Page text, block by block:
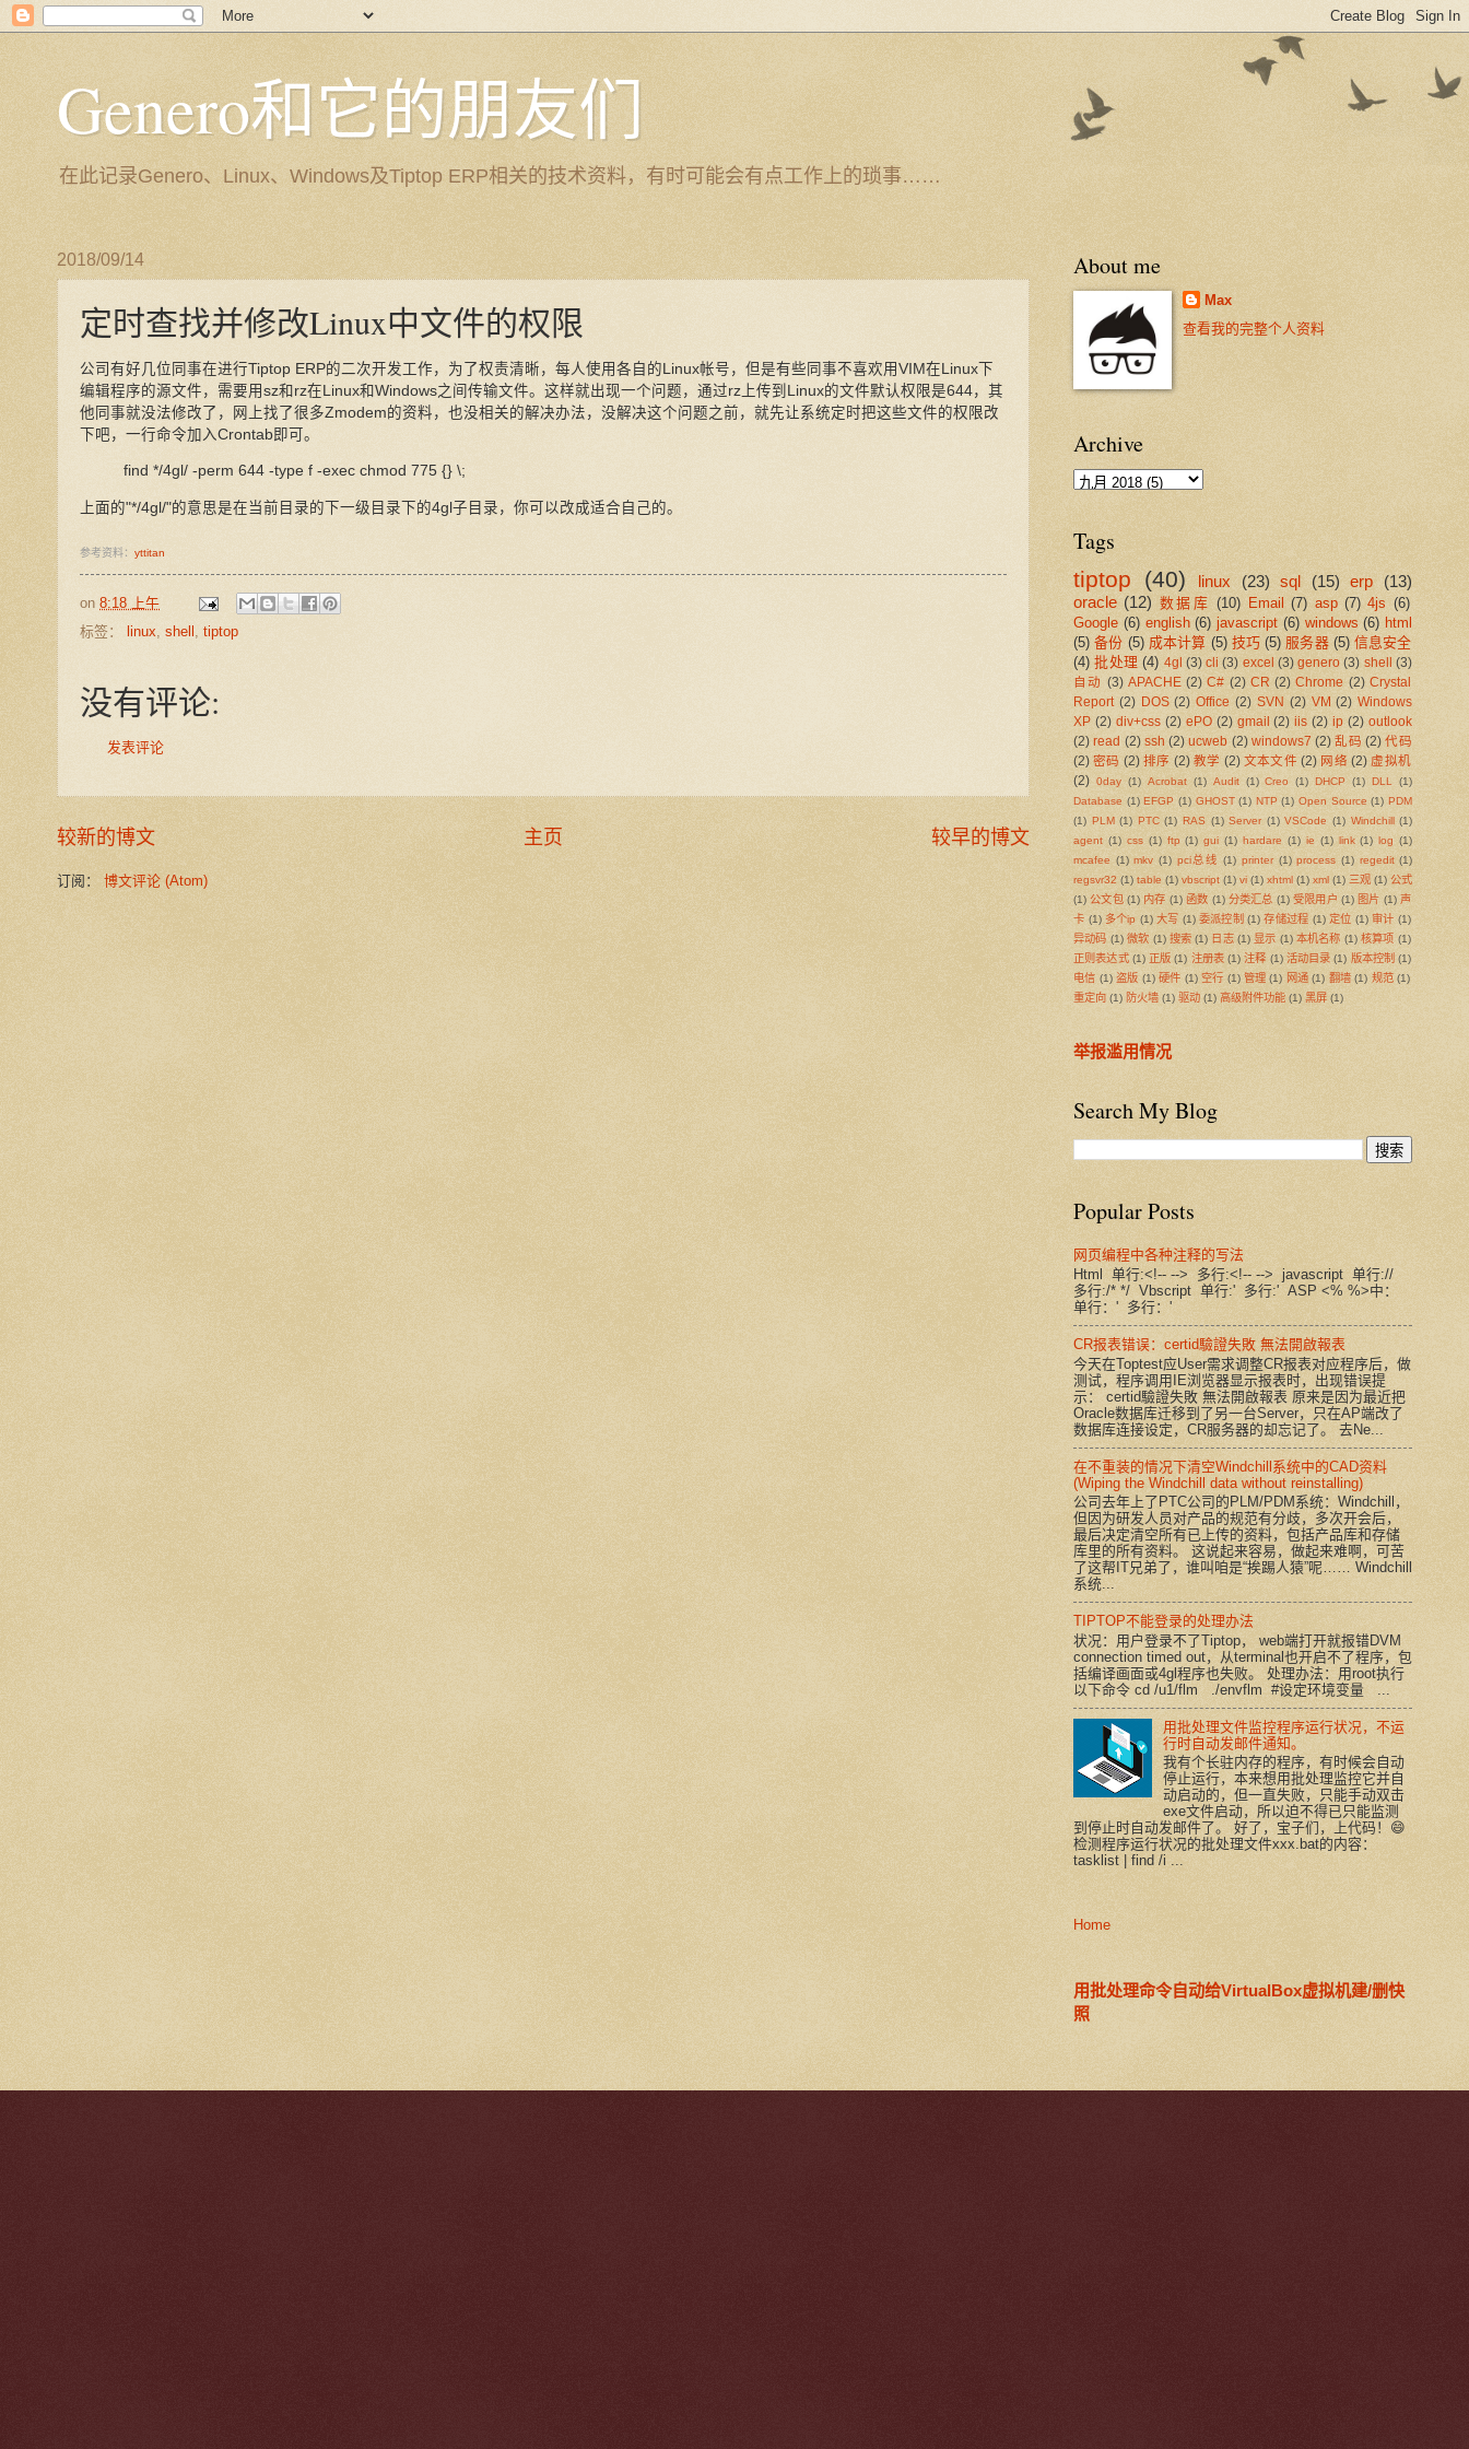
Genero和它的朋友们
在此记录Genero、Linux、Windows及Tiptop ERP相关的技术资料，有时可能会有点工作上的琐事……
2018/09/14
定时查找并修改Linux中文件的权限
公司有好几位同事在进行Tiptop ERP的二次开发工作，为了权责清晰，每人使用各自的Linux帐号，但是有些同事不喜欢用VIM在Linux下
编辑程序的源文件，需要用sz和rz在Linux和Windows之间传输文件。这样就出现一个问题，通过rz上传到Linux的文件默认权限是644，其
他同事就没法修改了，网上找了很多Zmodem的资料，也没相关的解决办法，没解决这个问题之前，就先让系统定时把这些文件的权限改
下吧，一行命令加入Crontab即可。
find */4gl/ -perm 644 -type f -exec chmod 775 {} \;
上面的"*/4gl/"的意思是在当前目录的下一级目录下的4gl子目录，你可以改成适合自己的。
参考资料： yttitan
on 8:18 上午
标签：
linux, shell , tiptop
没有评论:
发表评论
较新的博文 较早的博文
主页
订阅： 博文评论 (Atom)
About me
Max
查看我的完整个人资料
Archive
Tags
tiptop (40) linux (23) sql (15) erp
(13)
oracle (12) 数据库 (10) Email (7) asp (7) 4js (6)
Google (6) english (6) javascript (6) windows (6) html
(5) 备份 (5) 成本计算 (5) 技巧 (5) 服务器 (5) 信息安全
(4) 批处理 (4) 4gl (3) cli (3) excel (3) genero (3) shell
(3)
自动 (3) APACHE (2) C# (2) CR (2) Chrome (2) Crystal
Report (2) DOS (2) Office (2) SVN (2) VM (2) Windows
XP (2) div+css (2) ePO (2) gmail (2) iis (2) ip (2) outlook
(2) read (2) ssh (2) ucweb (2) windows7 (2) 乱码 (2) 代码
(2) 密码 (2) 排序 (2) 教学 (2) 文本文件 (2) 网络 (2) 虚拟机
(2) 0day (1) Acrobat (1) Audit (1) Creo (1) DHCP (1) DLL (1)
Database (1) EFGP (1) GHOST (1) NTP (1) Open Source (1) PDM
(1) PLM (1) PTC (1) RAS (1) Server (1) VSCode (1) Windchill
(1)
agent (1) css (1) ftp (1) gui (1) hardare (1) ie (1) link (1) log (1)
mcafee (1) mkv (1) pci总线 (1) printer (1) process (1) regedit (1)
regsvr32 (1) table (1) vbscript (1) vi (1) xhtml (1) xml (1) 三观 (1) 公式
(1) 公文包 (1) 内存 (1) 函数 (1) 分类汇总 (1) 受限用户 (1) 图片 (1) 声
卡 (1) 多个ip (1) 大写 (1) 委派控制 (1) 存储过程 (1) 定位 (1) 审计 (1)
异动码 (1) 微软 (1) 搜索 (1) 日志 (1) 显示 (1) 本机名称 (1) 核算项 (1)
正则表达式 (1) 正版 (1) 注册表 (1) 注释 (1) 活动目录 (1) 版本控制 (1)
电信 (1) 盗版 (1) 硬件 (1) 空行 (1) 管理 (1) 网通 (1) 翻墙 (1) 规范 (1)
重定向 (1) 防火墙 (1) 驱动 (1) 高级附件功能 (1) 黑屏 (1)
举报滥用情况
Search My Blog
Popular Posts
网页编程中各种注释的写法
Html 单行:<!-- --> 多行:<!-- --> javascript 单行://
多行:/* */ Vbscript 单行:' 多行:' ASP <% %>中：
单行：' 多行：'
CR报表错误：certid驗證失敗 無法開啟報表
今天在Toptest应User需求调整CR报表对应程序后，做
测试，程序调用IE浏览器显示报表时，出现错误提
示： certid驗證失敗 無法開啟報表 原来是因为最近把
Oracle数据库迁移到了另一台Server，只在AP端改了
数据库连接设定，CR服务器的却忘记了。 去Ne...
在不重装的情况下清空Windchill系统中的CAD资料
(Wiping the Windchill data without reinstalling)
公司去年上了PTC公司的PLM/PDM系统：Windchill，
但因为研发人员对产品的规范有分歧，多次开会后，
最后决定清空所有已上传的资料，包括产品库和存储
库里的所有资料。 这说起来容易，做起来难啊，可苦
了这帮IT兄弟了，谁叫咱是“挨踢人猿”呢…… Windchill
系统...
TIPTOP不能登录的处理办法
状况：用户登录不了Tiptop， web端打开就报错DVM
connection timed out，从terminal也开启不了程序，包
括编译画面或4gl程序也失败。 处理办法：用root执行
以下命令 cd /u1/flm ./envflm #设定环境变量 ...
用批处理文件监控程序运行状况，不运
行时自动发邮件通知。
我有个长驻内存的程序，有时候会自动
停止运行，本来想用批处理监控它并自
动启动的，但一直失败，只能手动双击
exe文件启动，所以迫不得已只能监测
到停止时自动发邮件了。 好了，宝子们，上代码！😄
检测程序运行状况的批处理文件xxx.bat的内容：
tasklist | find /i ...
Home
用批处理命令自动给VirtualBox虚拟机建/删快
照